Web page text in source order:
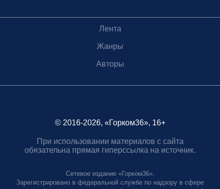
Лента
Жанры
Авторы
© 2016-2026, «Горком36», 16+
При использовании материалов с сайта
обязательна прямая гиперссылка на источник.
Сетевое издание «Горком36».
Зарегистрировано в федеральной службе по надзору в сфере